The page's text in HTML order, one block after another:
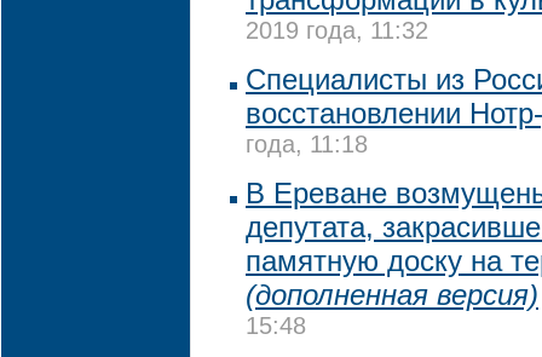
2019 года, 11:32
Специалисты из
восстановлении
года, 11:18
В Ереване
депутата,
памятную доску на
(дополненная версия)
15:48